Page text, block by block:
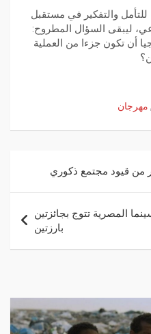
والتفكير في مستقبل
ليبقى السؤال المطروح:
أن تكون جزءا من العملية
, مهرجان
من قيود مجتمع ذكوري
المصرية تتوج بجائزتين
بارزتين